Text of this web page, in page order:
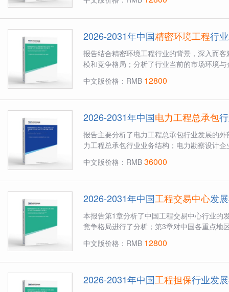
2026-2031年中国精密环境工程行
报告结合精密环境工程行业的背景，深入而
模和竞争格局；分析了行业当前的市场环境
中文版价格：RMB 12800
2026-2031年中国电力工程总承包
报告主要分析了电力工程总承包行业发展的
力工程总承包行业业务结构；电力勘察设计
中文版价格：RMB36000
2026-2031年中国工程交易中心发
本报告第1章分析了中国工程交易中心行业的
竞争格局进行了分析；第3章对中国各重点地
中文版价格：RMB 12800
2026-2031年中国工程担保行业发